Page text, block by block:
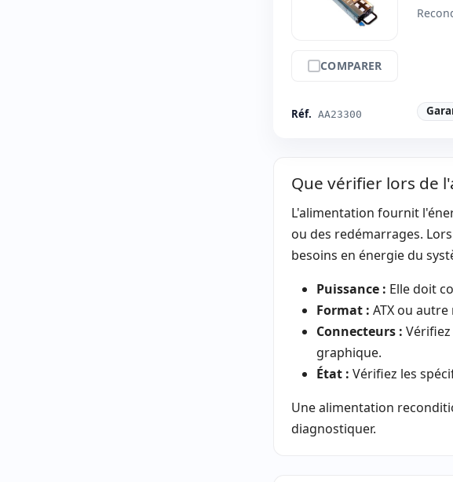
COMPARER
Réf. AA23300
Que vérifier lors de
L'alimentation fournit
ou des redémarrages.
besoins en énergie du
Puissance : Elle doit
Format : ATX ou
Connecteurs :
graphique.
État : Vérifiez les
Une alimentation
diagnostiquer.